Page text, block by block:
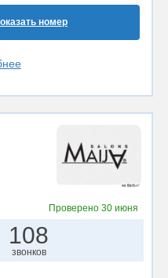
номер
Проверено 30 июня
108
звонков